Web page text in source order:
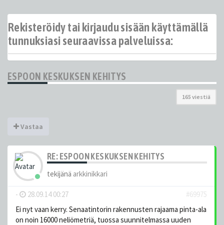
Rekisteröidy tai kirjaudu sisään käyttämällä
tunnuksiasi seuraavissa palveluissa:
ESPOON KESKUKSEN KEHITYS
165 viestiä
Vastaa
RE: ESPOON KESKUKSEN KEHITYS
tekijänä arkkinikkari
- 28.09.14 00:27
#69975
Ei nyt vaan kerry. Senaatintorin rakennusten rajaama pinta-ala
on noin 16000 neliömetriä, tuossa suunnitelmassa uuden